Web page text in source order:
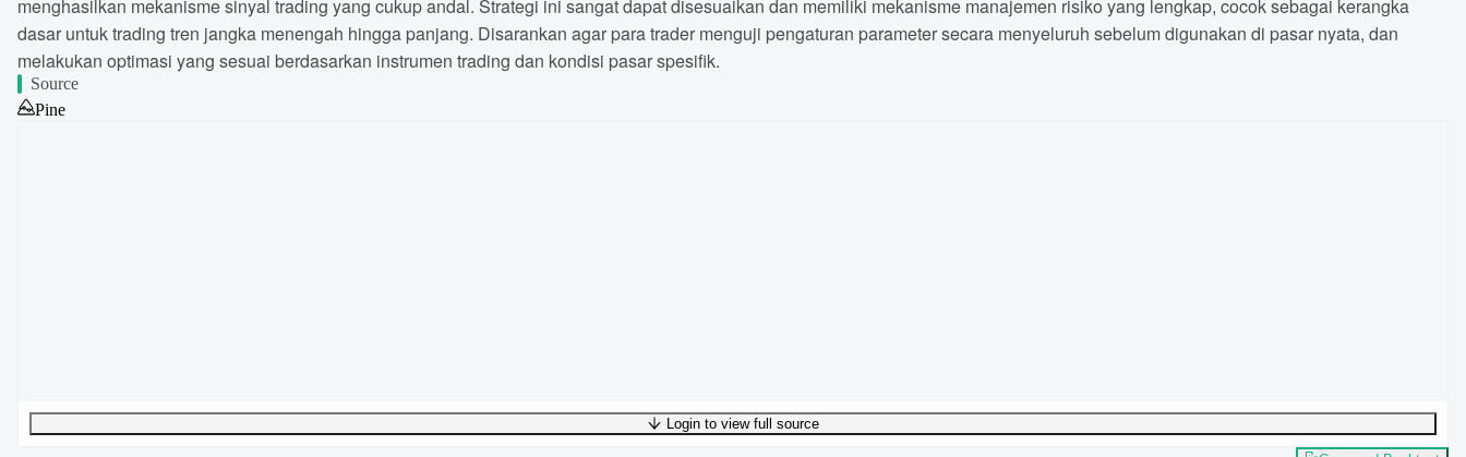
menghasilkan mekanisme sinyal trading yang cukup andal. Strategi ini sangat dapat disesuaikan dan memiliki mekanisme manajemen risiko yang lengkap, cocok sebagai kerangka
dasar untuk trading tren jangka menengah hingga panjang. Disarankan agar para trader menguji pengaturan parameter secara menyeluruh sebelum digunakan di pasar nyata, dan
melakukan optimasi yang sesuai berdasarkan instrumen trading dan kondisi pasar spesifik.
Source
Pine
UTF-8290 bytes38 words0 linesLn 1,Col 0
Login to view full source